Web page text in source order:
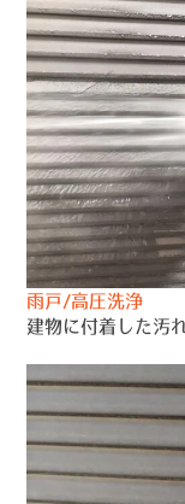
雨戸/高圧洗浄
建物に付着した汚